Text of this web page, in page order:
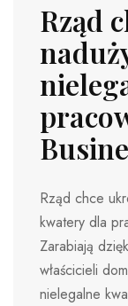
Rząd
Rząd chce
kwatery dla
Zarabiają
właścicieli
nielegalne